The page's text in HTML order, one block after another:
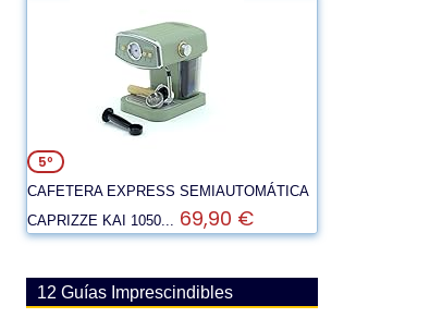
5º
CAFETERA EXPRESS SEMIAUTOMÁTICA
CAPRIZZE KAI 1050... 69,90 €
12 Guías Imprescindibles